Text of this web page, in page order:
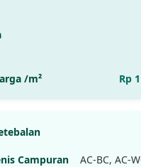
Rp
AC-BC, AC-